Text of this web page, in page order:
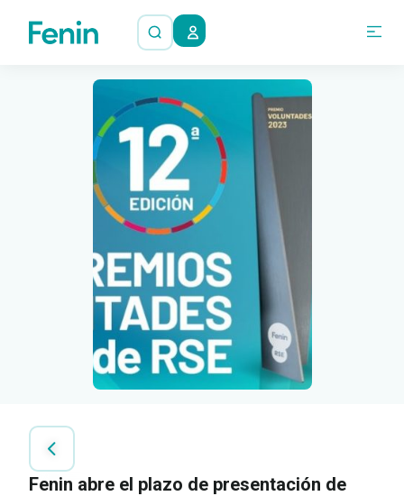
Fenin abre el plazo de presentación de